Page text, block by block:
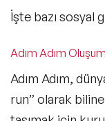
İşte bazı sosyal
Adım Adım
Adım Adım,
run” olarak